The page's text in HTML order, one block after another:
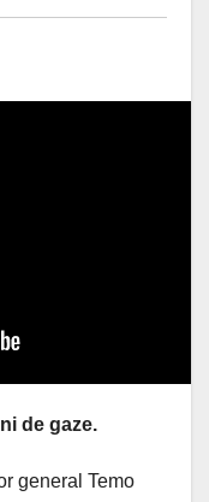
de gaze.
general Temo